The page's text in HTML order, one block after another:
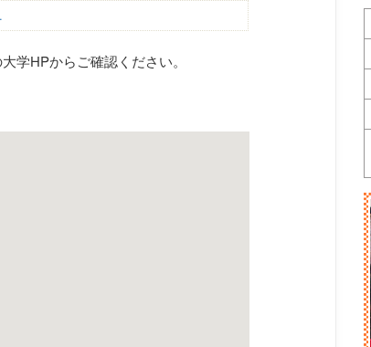
学HPからご確認ください。